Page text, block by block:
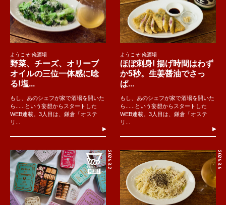
ようこそ!俺酒場
野菜、チーズ、オリーブ
オイルの三位一体感に唸
る!塩...
もし、あのシェフが家で酒場を開いた
ら......という妄想からスタートした
WEB連載。3人目は、鎌倉「オステ
リ...
ようこそ!俺酒場
ほぼ刺身! 揚げ時間はわず
か5秒。生姜醤油でさっ
ぱ...
もし、あのシェフが家で酒場を開いた
ら......という妄想からスタートした
WEB連載。3人目は、鎌倉「オステ
リ...
2026.8.2 2026.8.6